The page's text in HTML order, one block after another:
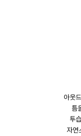
아웃
틈
투
자연